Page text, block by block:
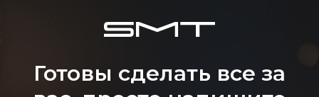
Готовы сделать все за